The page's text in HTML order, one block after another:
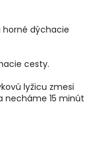
dýchacie
cesty.
lyžicu zmesi
necháme 15 minút